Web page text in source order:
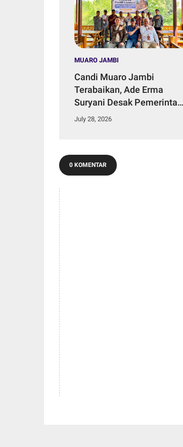
MUARO JAMBI
Candi Muaro Jambi
Terabaikan, Ade Erma
Suryani Desak Pemerintah
Daerah Perkuat Komitmen
July 28, 2026
0 KOMENTAR